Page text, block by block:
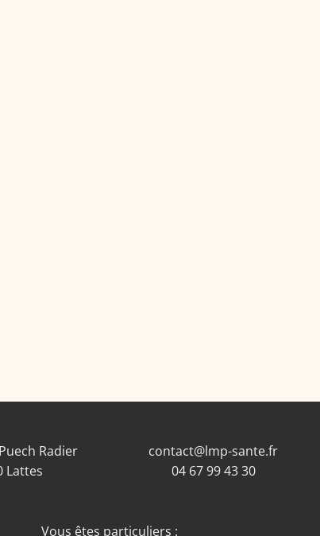
Radier
Lattes
contact@lmp-sante.fr
04 67 99 43 30
Vous êtes particuliers :